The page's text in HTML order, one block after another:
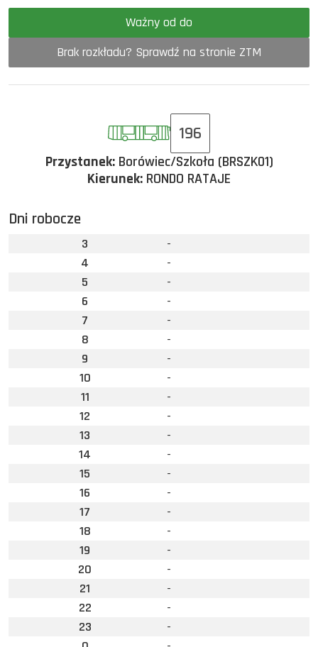
Ważny od do
Brak rozkładu? Sprawdź na stronie ZTM
196
Przystanek:Borówiec/Szkoła (BRSZK01)
Kierunek: RONDO RATAJE
Dni robocze
3
-
4
-
5
-
6
-
7
-
8
-
9
-
10
-
11
-
12
-
13
-
14
-
15
-
16
-
17
-
18
-
19
-
20
-
21
-
22
-
23
-